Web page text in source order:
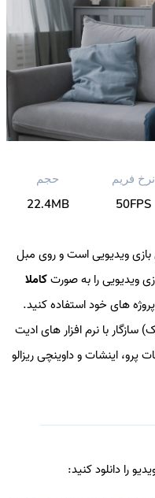
نرخ فریم
50FPS
حجم
22.4MB
ویدیویی است و روی مبل
ویدیویی را به صورتکاملا
پروژه های خود استفاده کنید.
با نرم افزار های ادیت
پرو، اینشات و داوینچی ریزالو
را دانلود کنید: